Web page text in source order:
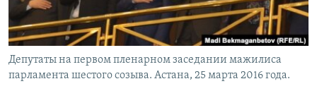
Депутаты на первом пленарном заседании мажилиса
парламента шестого созыва. Астана, 25 марта 2016 года.